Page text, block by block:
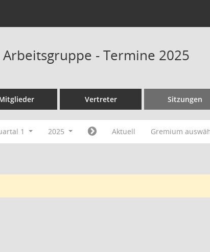
- Termine 2025
Vertreter Sitzungen
1 2025 Aktuell Gremium